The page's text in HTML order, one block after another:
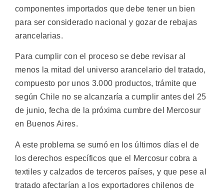
componentes importados que debe tener un bien
para ser considerado nacional y gozar de rebajas
arancelarias.
Para cumplir con el proceso se debe revisar al
menos la mitad del universo arancelario del tratado,
compuesto por unos 3.000 productos, trámite que
según Chile no se alcanzaría a cumplir antes del 25
de junio, fecha de la próxima cumbre del Mercosur
en Buenos Aires.
A este problema se sumó en los últimos días el de
los derechos específicos que el Mercosur cobra a
textiles y calzados de terceros países, y que pese al
tratado afectarían a los exportadores chilenos de